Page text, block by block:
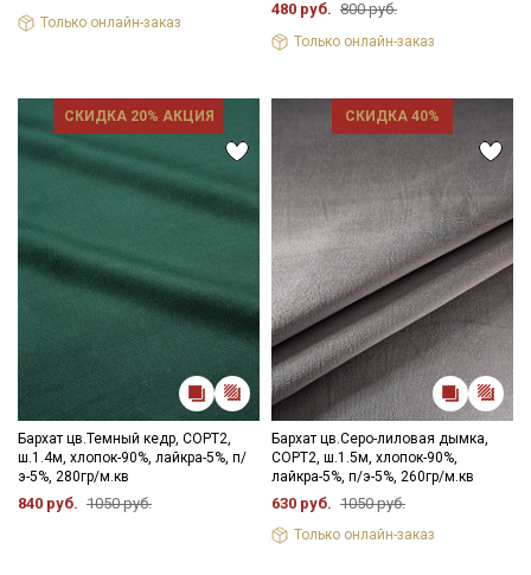
Только онлайн-заказ
480 руб. 800 руб.
Только онлайн-заказ
СКИДКА 20% АКЦИЯ
Бархат цв.Темный кедр, СОРТ2,
ш.1.4м, хлопок-90%, лайкра-5%, п/
э-5%, 280гр/м.кв
840 руб. 1050 руб.
СКИДКА 40%
Бархат цв.Серо-лиловая дымка,
СОРТ2, ш.1.5м, хлопок-90%,
лайкра-5%, п/э-5%, 260гр/м.кв
630 руб. 1050 руб.
Только онлайн-заказ